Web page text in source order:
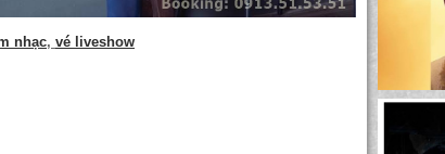
nhạc, vé liveshow